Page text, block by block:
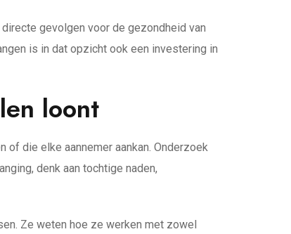
gevolgen voor de gezondheid van
is in dat opzicht ook een investering in
loont
die elke aannemer aankan. Onderzoek
denk aan tochtige naden,
Ze weten hoe ze werken met zowel